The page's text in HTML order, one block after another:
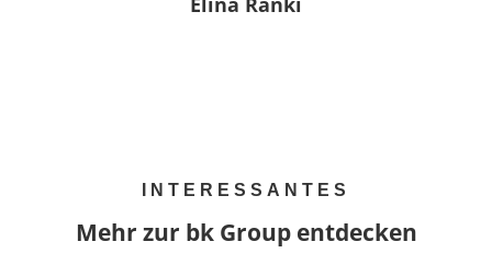
INTERESSANTES
Mehr zur bk Group entdecken